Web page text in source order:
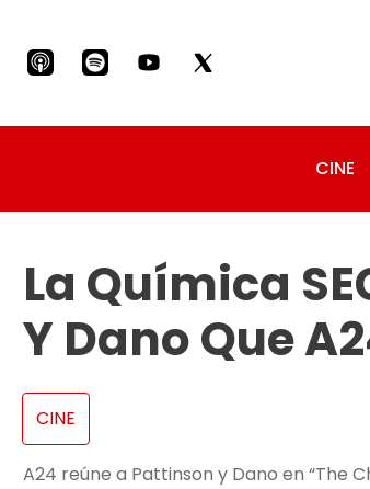
CINE
La Química
Y Dano Que
CINE
A24 reúne a Pattinson y Dano en “The